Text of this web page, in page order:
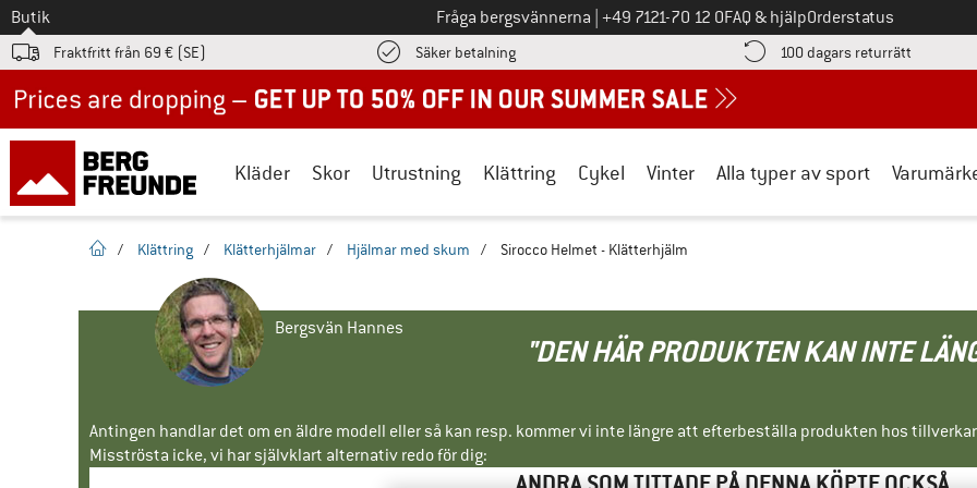
Till
Butik Fråga bergsvännerna Ring oss på
+49 7121-70 12 0FAQ & hjälpOrderstatus
Fraktfritt från 69 € (SE) Säker betalningHitta betalningsinformationen här! Öppnas i en inforuta
100 dagars returrätt Gå till
Kläder Skor Utrustning Klättring Cykel Vinter Alla typer av sport
Hemsida
/ Klättring / Klätterhjälmar / Hjälmar med skum / Sirocco Helmet - Klätterhjälm
Bergsvän Hannes
"DEN HÄR PRODUKTEN KAN INTE
Antingen handlar det om en äldre modell eller så kan resp. kommer vi inte längre att efterbeställa produkten hos
Misströsta icke, vi har självklart alternativ redo för dig: